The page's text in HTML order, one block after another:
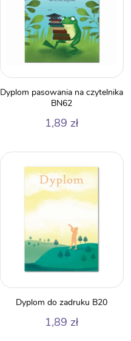
Dyplom pasowania na czytelnika
BN62
1,89 zł
Dyplom do zadruku B20
1,89 zł